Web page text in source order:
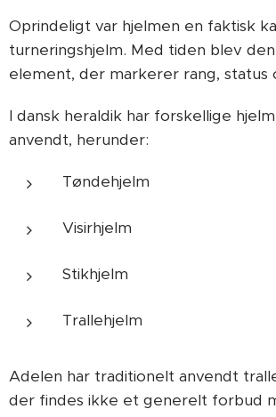
Oprindeligt var hjelmen en faktisk
turneringshjelm. Med tiden blev
element, der markerer rang, status
I dansk heraldik har forskellige
anvendt, herunder:
Tøndehjelm
Visirhjelm
Stikhjelm
Trallehjelm
Adelen har traditionelt anvendt
der findes ikke et generelt forbud